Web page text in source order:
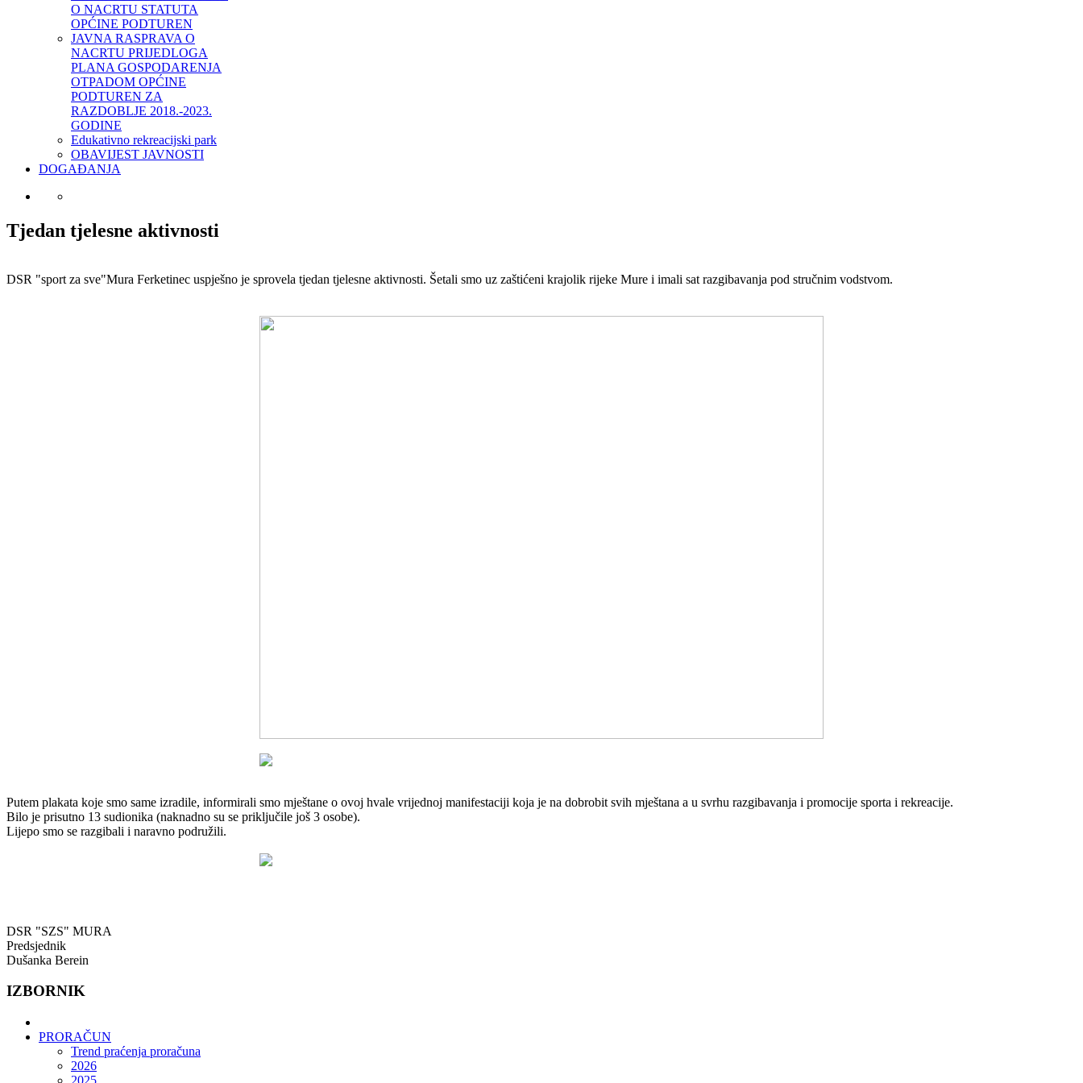
O NACRTU STATUTA
OPĆINE PODTUREN
JAVNA RASPRAVA O
NACRTU PRIJEDLOGA
PLANA GOSPODARENJA
OTPADOM OPĆINE
PODTUREN ZA
RAZDOBLJE 2018.-2023.
GODINE
Edukativno rekreacijski park
OBAVIJEST JAVNOSTI
DOGAĐANJA
Tjedan tjelesne aktivnosti
DSR "sport za sve"Mura Ferketinec uspješno je sprovela tjedan tjelesne aktivnosti. Šetali smo uz zaštićeni krajolik rijeke Mure i imali sat razgibavanja pod stručnim vodstvom.
Putem plakata koje smo same izradile, informirali smo mještane o ovoj hvale vrijednoj manifestaciji koja je na dobrobit svih mještana a u svrhu razgibavanja i promocije sporta i rekreacije.
Bilo je prisutno 13 sudionika (naknadno su se priključile još 3 osobe).
Lijepo smo se razgibali i naravno podružili.
DSR "SZS" MURA
Predsjednik
Dušanka Berein
IZBORNIK
PRORAČUN
Trend praćenja proračuna
2026
2025